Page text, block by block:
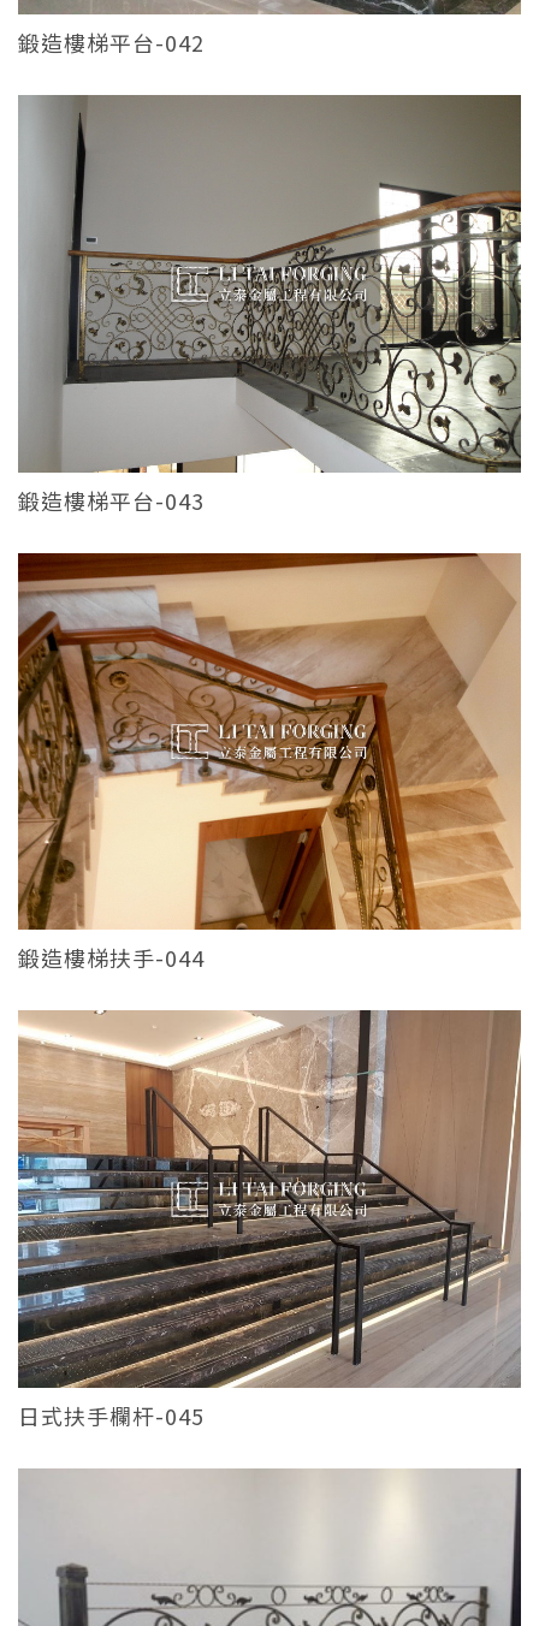
鍛造樓梯平台-042
鍛造樓梯平台-043
鍛造樓梯扶手-044
日式扶手欄杆-045